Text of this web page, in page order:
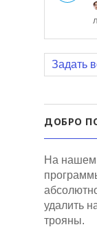
Задать
ДОБРО
На нашем
удалить
трояны.